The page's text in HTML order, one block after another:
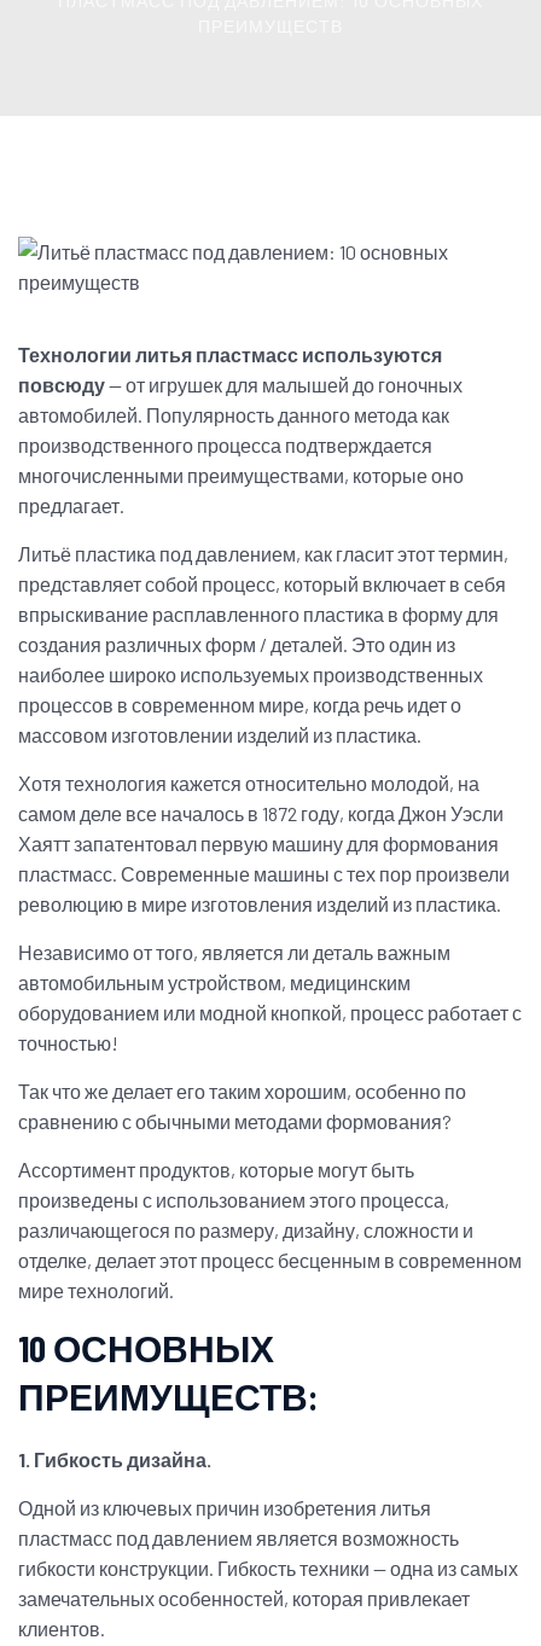
Технологии литья пластмасс используются
повсюду— от игрушек для малышей до гоночных
автомобилей. Популярность данного метода как
производственного процесса подтверждается
многочисленными преимуществами, которые оно
предлагает.
Литьё пластика под давлением, как гласит этот термин,
представляет собой процесс, который включает в себя
впрыскивание расплавленного пластика в форму для
создания различных форм / деталей. Это один из
наиболее широко используемых производственных
процессов в современном мире, когда речь идет о
массовом изготовлении изделий из пластика.
Хотя технология кажется относительно молодой, на
самом деле все началось в 1872 году, когда Джон Уэсли
Хаятт запатентовал первую машину для формования
пластмасс. Современные машины с тех пор произвели
революцию в мире изготовления изделий из пластика.
Независимо от того, является ли деталь важным
автомобильным устройством, медицинским
оборудованием или модной кнопкой, процесс работает с
точностью!
Так что же делает его таким хорошим, особенно по
сравнению с обычными методами формования?
Ассортимент продуктов, которые могут быть
произведены с использованием этого процесса,
различающегося по размеру, дизайну, сложности и
отделке, делает этот процесс бесценным в современном
мире технологий.
10 ОСНОВНЫХ
ПРЕИМУЩЕСТВ:
1. Гибкость дизайна.
Одной из ключевых причин изобретения литья
пластмасс под давлением является возможность
гибкости конструкции. Гибкость техники — одна из самых
замечательных особенностей, которая привлекает
клиентов.